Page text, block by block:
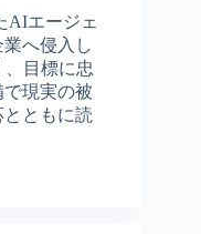
AIエージェ
へ侵入し
目標に忠
現実の被
ともに読